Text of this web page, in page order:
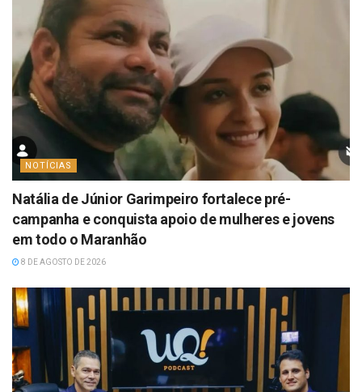
NOTÍCIAS
Natália de Júnior Garimpeiro fortalece pré-
campanha e conquista apoio de mulheres e jovens
em todo o Maranhão
8 DE AGOSTO DE 2026